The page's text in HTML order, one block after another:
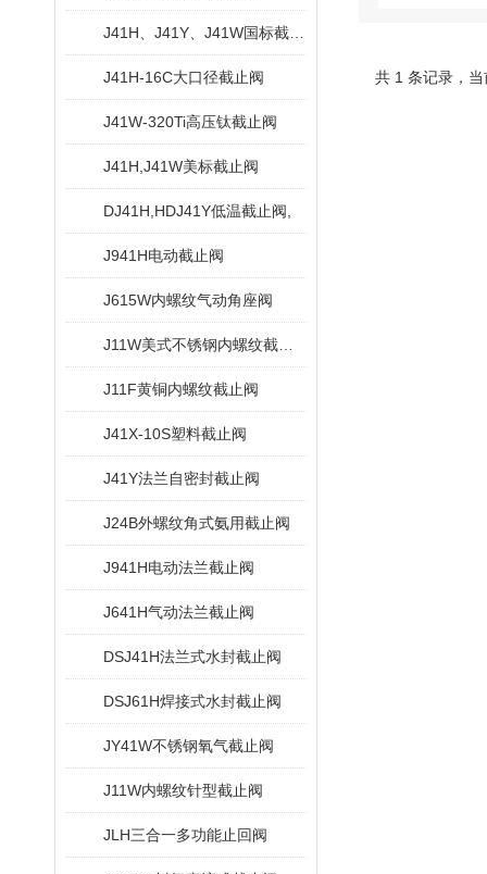
J41H-16C大口径截止阀
J41W-320Ti高压钛截止阀
J41H,J41W美标截止阀
DJ41H,HDJ41Y低温截止阀,
J941H电动截止阀
J615W内螺纹气动角座阀
J11F黄铜内螺纹截止阀
J41X-10S塑料截止阀
J41Y法兰自密封截止阀
J24B外螺纹角式氨用截止阀
J941H电动法兰截止阀
J641H气动法兰截止阀
DSJ41H法兰式水封截止阀
DSJ61H焊接式水封截止阀
JY41W不锈钢氧气截止阀
J11W内螺纹针型截止阀
JLH三合一多功能止回阀
共 1 条记录，